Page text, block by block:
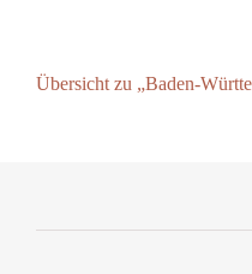
Übersicht zu „Baden-